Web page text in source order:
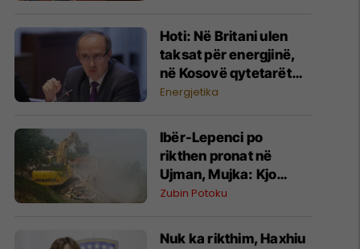
Hoti: Në Britani ulen
taksat për energjinë,
në Kosovë qytetarët
paguajnë më shumë
Energjetika
Ibër-Lepenci po
rikthen pronat në
Ujman, Mujka: Kjo
është vala e dytë e
Zubin Potoku
Nuk ka rikthim, Haxhiu